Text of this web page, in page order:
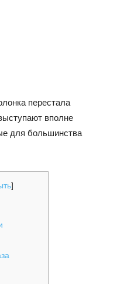
перестала
вполне
для большинства
]